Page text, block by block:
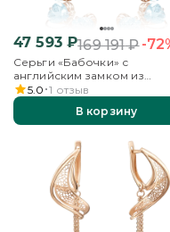
47 593₽169 191₽-
Серьги «Бабочки» с
английским замком из
красного золота с
5.0 1 отзыв
В корзину